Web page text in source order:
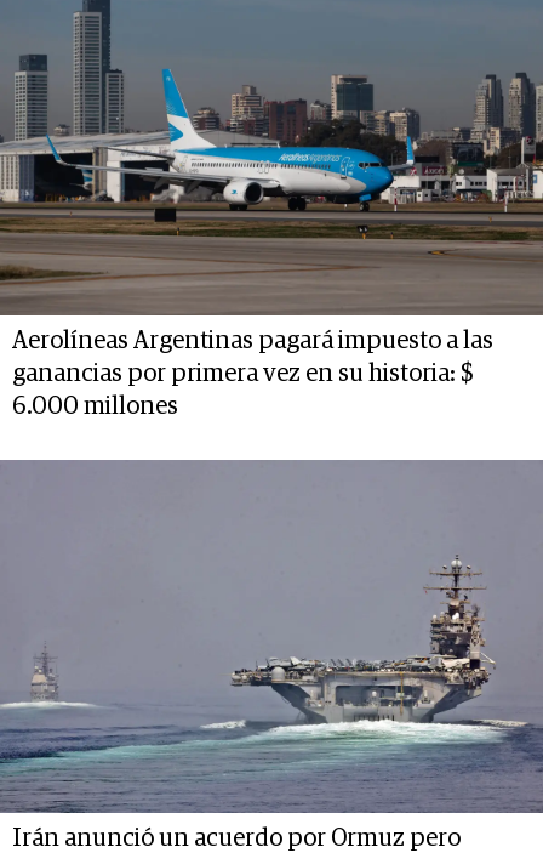
Aerolíneas Argentinas pagará impuesto a las
ganancias por primera vez en su historia: $
6.000 millones
Irán anunció un acuerdo por Ormuz pero